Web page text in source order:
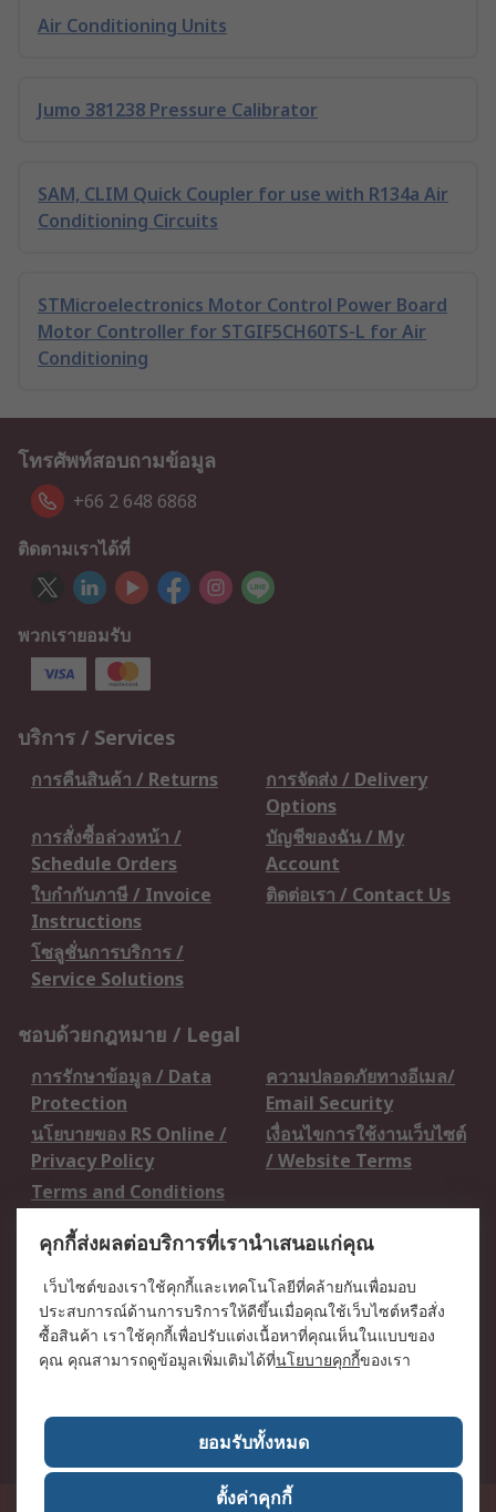
Air Conditioning Units
Jumo 381238 Pressure Calibrator
SAM, CLIM Quick Coupler for use with R134a Air
Conditioning Circuits
STMicroelectronics Motor Control Power Board
Motor Controller for STGIF5CH60TS-L for Air
Conditioning
โทรศัพท์สอบถามข้อมูล
+66 2 648 6868
ติดตามเราได้ที่
พวกเรายอมรับ
บริการ / Services
การคืนสินค้า / Returns
การจัดส่ง / Delivery
Options
การสั่งซื้อล่วงหน้า /
Schedule Orders
บัญชีของฉัน / My
Account
ใบกำกับภาษี / Invoice
Instructions
ติดต่อเรา / Contact Us
โซลูชั่นการบริการ /
Service Solutions
ชอบด้วยกฎหมาย / Legal
การรักษาข้อมูล / Data
Protection
ความปลอดภัยทางอีเมล/
Email Security
นโยบายของ RS Online /
Privacy Policy
เงื่อนไขการใช้งานเว็บไซต์
/ Website Terms
Terms and Conditions
เกี่ยวกับ RS / About RS
RS ทั่วโลก / RS
Worldwide
ข่าวประชาสัมพันธ์ / Press
Centre
บริษัทในเครือ RS /
วิธีการชำระเงิน /
เกี่ยวกับ RS / About RS
อาชีพที่ RS / Careers
50 GMM Grammy Place, 19th Floor, Unit 1901-1904, Sukhumvit 21 Road
คุกกี้ส่งผลต่อบริการที่เรานำเสนอแก่คุณ
เว็บไซต์ของเราใช้คุกกี้และเทคโนโลยีที่คล้ายกันเพื่อมอบ
ประสบการณ์ด้านการบริการให้ดีขึ้นเมื่อคุณใช้เว็บไซต์หรือสั่ง
ซื้อสินค้า เราใช้คุกกี้เพื่อปรับแต่งเนื้อหาที่คุณเห็นในแบบของ
คุณ คุณสามารถดูข้อมูลเพิ่มเติมได้ที่นโยบายคุกกี้ของเรา
ยอมรับทั้งหมด
ตั้งค่าคุกกี้